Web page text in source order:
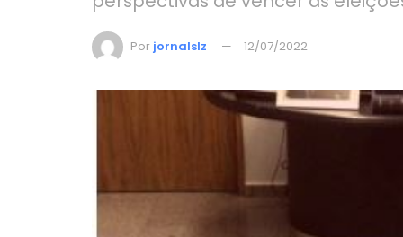
Por jornalslz 12/07/2022